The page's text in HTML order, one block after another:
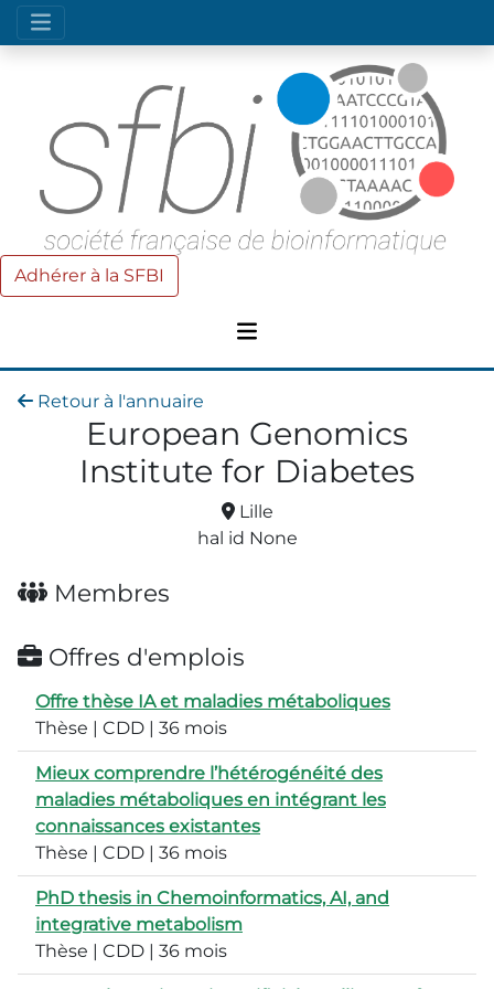
Adhérer à la SFBI
Retour à l'annuaire
European Genomics
Institute for Diabetes
Lille
hal id None
Membres
Offres d'emplois
Offre thèse IA et maladies métaboliques
Thèse | CDD | 36 mois
Mieux comprendre l’hétérogénéité des
maladies métaboliques en intégrant les
connaissances existantes
Thèse | CDD | 36 mois
PhD thesis in Chemoinformatics, AI, and
integrative metabolism
Thèse | CDD | 36 mois